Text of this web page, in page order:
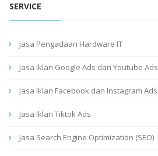
SERVICE
Jasa Pengadaan Hardware IT
Jasa Iklan Google Ads dan Youtube Ads
Jasa Iklan Facebook dan Instagram Ads
Jasa Iklan Tiktok Ads
Jasa Search Engine Optimization (SEO)